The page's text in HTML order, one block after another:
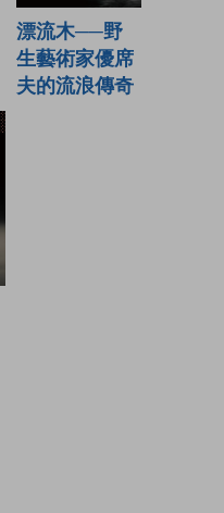
漂流木──野
生藝術家優席
夫的流浪傳奇